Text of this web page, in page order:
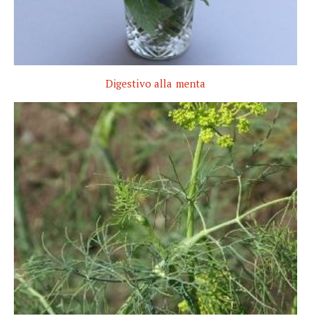
Digestivo alla menta